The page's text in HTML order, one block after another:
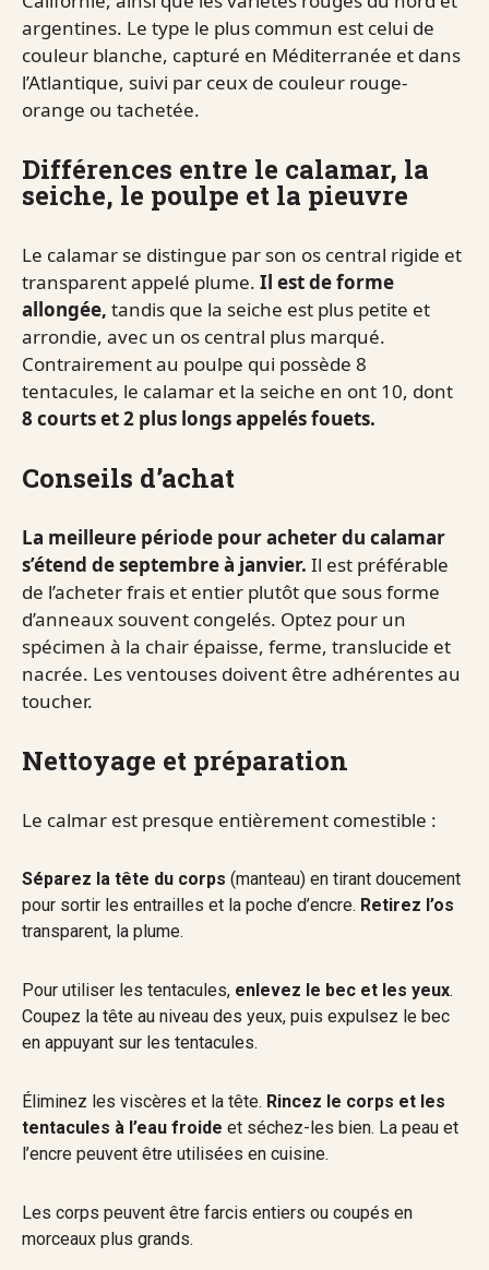
argentines. Le type le plus commun est celui de
couleur blanche, capturé en Méditerranée et dans
l’Atlantique, suivi par ceux de couleur rouge-
orange ou tachetée.
Différences entre le calamar, la
seiche, le poulpe et la pieuvre
Le calamar se distingue par son os central rigide et
transparent appelé plume. Il est de forme
allongée, tandis que la seiche est plus petite et
arrondie, avec un os central plus marqué.
Contrairement au poulpe qui possède 8
tentacules, le calamar et la seiche en ont 10, dont
8 courts et 2 plus longs appelés fouets.
Conseils d’achat
La meilleure période pour acheter du calamar
s’étend de septembre à janvier. Il est préférable
de l’acheter frais et entier plutôt que sous forme
d’anneaux souvent congelés. Optez pour un
spécimen à la chair épaisse, ferme, translucide et
nacrée. Les ventouses doivent être adhérentes au
toucher.
Nettoyage et préparation
Le calmar est presque entièrement comestible :
Séparez la tête du corps (manteau) en tirant doucement
pour sortir les entrailles et la poche d’encre. Retirez l’os
transparent, la plume.
Pour utiliser les tentacules, enlevez le bec et les yeux.
Coupez la tête au niveau des yeux, puis expulsez le bec
en appuyant sur les tentacules.
Éliminez les viscères et la tête. Rincez le corps et les
tentacules à l’eau froide et séchez-les bien. La peau et
l’encre peuvent être utilisées en cuisine.
Les corps peuvent être farcis entiers ou coupés en
morceaux plus grands.